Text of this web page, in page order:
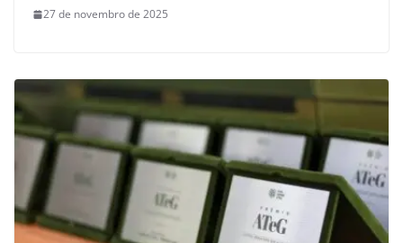
27 de novembro de 2025